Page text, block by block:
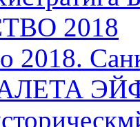
2018
2018.